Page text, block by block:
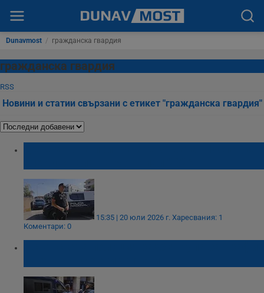
Dunavmost / гражданска гвардия
гражданска гвардия
RSS
Новини и статии свързани с етикет "гражданска гвардия"
15:35 | 20 юли 2026 г. Харесвания: 1
Коментари: 0